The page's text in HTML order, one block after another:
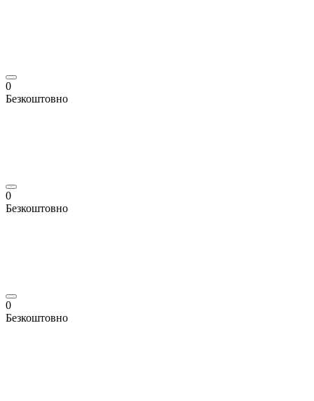
0
Безкоштовно
0
Безкоштовно
0
Безкоштовно